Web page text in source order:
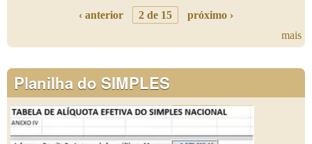
‹ anterior 2 de 15
próximo ›
mais
Planilha do SIMPLES